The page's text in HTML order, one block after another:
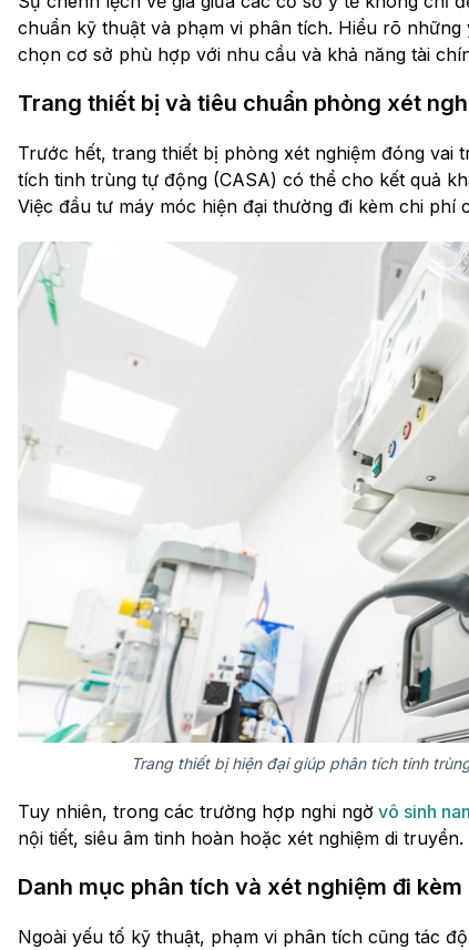
chuẩn kỹ thuật và phạm vi phân tích. Hiểu rõ
chọn cơ sở phù hợp với nhu cầu và khả năng tài
Trang thiết bị và tiêu chuẩn phòng xét
Trước hết, trang thiết bị phòng xét nghiệm đóng vai
tích tinh trùng tự động (CASA) có thể cho kết quả
Việc đầu tư máy móc hiện đại thường đi kèm chi phí
Trang thiết bị hiện đại giúp phân tích tinh
Tuy nhiên, trong các trường hợp nghi ngờ vô sinh
nội tiết, siêu âm tinh hoàn hoặc xét nghiệm di truyền.
Danh mục phân tích và xét nghiệm đi kèm
Ngoài yếu tố kỹ thuật, phạm vi phân tích cũng tác